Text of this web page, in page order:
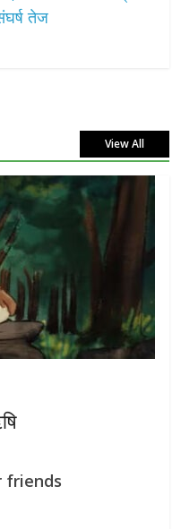
पर छात्रों के भविष्य को लेकर
बड़ा आदेश: ‘कॉकरोच जनता पार्टी’
0
जल निगम पेंशनरों ने रक्षा मंत्री
गुहार
मामले में दिल्ली सरकार का बड़ा
View All
friends